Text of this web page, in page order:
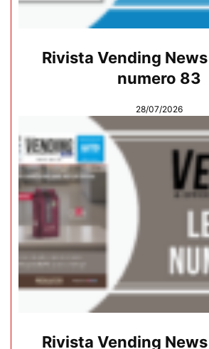
Rivista Vending
numero 83
28/07/2026
Rivista Vending